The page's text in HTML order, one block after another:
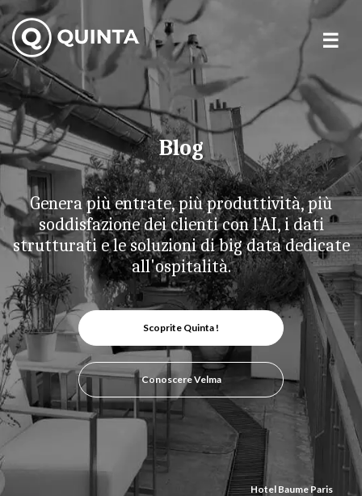
Skip
to
content
Blog
Genera più entrate, più produttività, più
soddisfazione dei clienti con l'AI, i dati
strutturati e le soluzioni di big data dedicate
all'ospitalità.
Scoprite Quinta !
Conoscere Velma
Hotel Baume Paris